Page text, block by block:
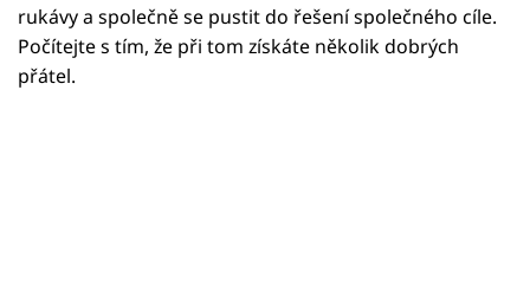
Mámy sobě
rukávy a společně se pustit do řešení společného cíle.
Počítejte s tím, že při tom získáte několik dobrých
přátel.